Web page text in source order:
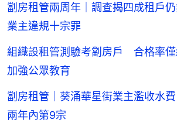
劏房租管兩周年｜調查揭四成租戶
業主違規十宗罪
組織設租管測驗考劏房戶 合格率
加強公眾教育
劏房租管｜葵涌華星街業主濫收
兩年內第9宗